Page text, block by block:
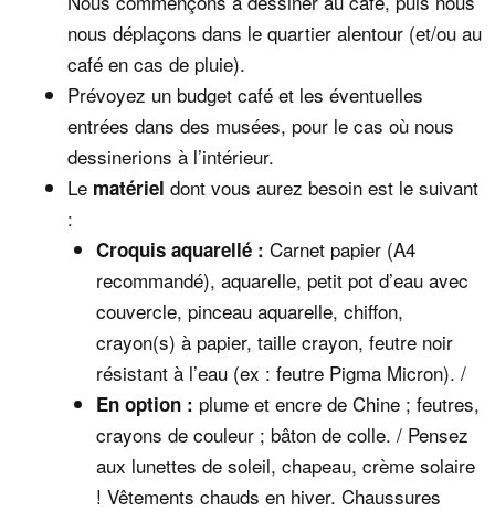
nous déplaçons dans le quartier alentour (et/ou au
café en cas de pluie).
Prévoyez un budget café et les éventuelles
entrées dans des musées, pour le cas où nous
dessinerions à l’intérieur.
Le matériel dont vous aurez besoin est le suivant
:
Croquis aquarellé : Carnet papier (A4
recommandé), aquarelle, petit pot d’eau avec
couvercle, pinceau aquarelle, chiffon,
crayon(s) à papier, taille crayon, feutre noir
résistant à l’eau (ex : feutre Pigma Micron). /
En option : plume et encre de Chine ; feutres,
crayons de couleur ; bâton de colle. / Pensez
aux lunettes de soleil, chapeau, crème solaire
! Vêtements chauds en hiver. Chaussures